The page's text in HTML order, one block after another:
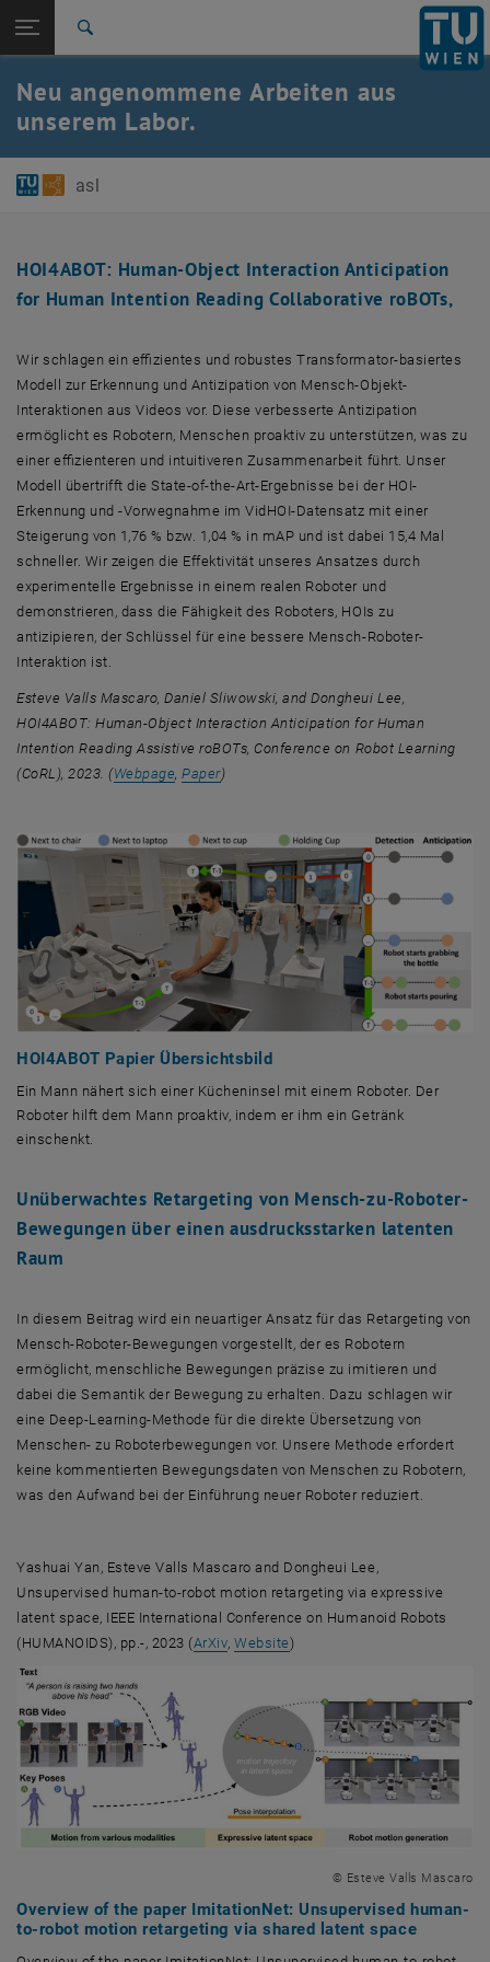
TU Login
Quicklinks
Quicklinks-Menü umschalten
Studium
Karriere
Zur 1. Menü Ebene
E384-03-Forschungsbereich Autonomous Systems
Zurück: Subseiten von News auflisten
Zurück zur letzten Ebene:
News
Neu angenommene Arbeiten aus
unserem Labor.
asl
HOI4ABOT: Human-Object Interaction Anticipation
for Human Intention Reading Collaborative roBOTs,
Wir schlagen ein effizientes und robustes Transformator-basiertes
Modell zur Erkennung und Antizipation von Mensch-Objekt-
Interaktionen aus Videos vor. Diese verbesserte Antizipation
ermöglicht es Robotern, Menschen proaktiv zu unterstützen, was zu
einer effizienteren und intuitiveren Zusammenarbeit führt. Unser
Modell übertrifft die State-of-the-Art-Ergebnisse bei der HOI-
Erkennung und -Vorwegnahme im VidHOI-Datensatz mit einer
Steigerung von 1,76 % bzw. 1,04 % in mAP und ist dabei 15,4 Mal
schneller. Wir zeigen die Effektivität unseres Ansatzes durch
experimentelle Ergebnisse in einem realen Roboter und
demonstrieren, dass die Fähigkeit des Roboters, HOIs zu
antizipieren, der Schlüssel für eine bessere Mensch-Roboter-
Interaktion ist.
Esteve Valls Mascaro, Daniel Sliwowski, and Dongheui Lee,
HOI4ABOT: Human-Object Interaction Anticipation for Human
Intention Reading Assistive roBOTs, Conference on Robot Learning
(CoRL), 2023. (Webpage , öffnet eine externe URL in einem neuen
,Paper, öffnet eine externe URL in einem
)
HOI4ABOT Papier Übersichtsbild
Ein Mann nähert sich einer Kücheninsel mit einem Roboter. Der
Roboter hilft dem Mann proaktiv, indem er ihm ein Getränk
einschenkt.
Unüberwachtes Retargeting von Mensch-zu-Roboter-
Bewegungen über einen ausdrucksstarken latenten
Raum
In diesem Beitrag wird ein neuartiger Ansatz für das Retargeting von
Mensch-Roboter-Bewegungen vorgestellt, der es Robotern
ermöglicht, menschliche Bewegungen präzise zu imitieren und
dabei die Semantik der Bewegung zu erhalten. Dazu schlagen wir
eine Deep-Learning-Methode für die direkte Übersetzung von
Menschen- zu Roboterbewegungen vor. Unsere Methode erfordert
keine kommentierten Bewegungsdaten von Menschen zu Robotern,
was den Aufwand bei der Einführung neuer Roboter reduziert.
Yashuai Yan, Esteve Valls Mascaro and Dongheui Lee,
Unsupervised human-to-robot motion retargeting via expressive
latent space, IEEE International Conference on Humanoid Robots
(HUMANOIDS), pp.-, 2023 (ArXiv, öffnet eine externe URL in einem
,Website, öffnet eine externe URL in
)
© Esteve Valls Mascaro
Overview of the paper ImitationNet: Unsupervised human-
to-robot motion retargeting via shared latent space